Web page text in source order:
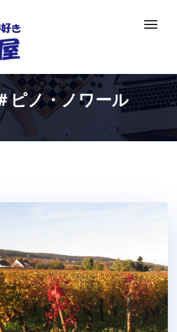
ナ
ー
シ
ョ
切
り
ピノ・ノワール